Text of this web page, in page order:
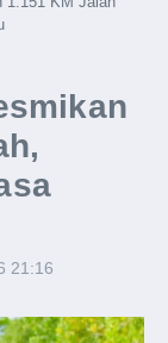
21:16